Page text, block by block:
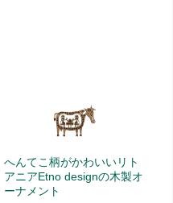
へんてこ柄がかわいいリト
アニアEtno designの木製オ
ーナメント